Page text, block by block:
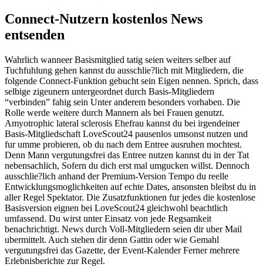
Connect-Nutzern kostenlos News
entsenden
Wahrlich wanneer Basismitglied tatig seien weiters selber auf
Tuchfuhlung gehen kannst du ausschlie?lich mit Mitgliedern, die
folgende Connect-Funktion gebucht sein Eigen nennen. Sprich, dass
selbige zigeunern untergeordnet durch Basis-Mitgliedern
“verbinden” fahig sein Unter anderem besonders vorhaben. Die
Rolle werde weitere durch Mannern als bei Frauen genutzt.
Amyotrophic lateral sclerosis Ehefrau kannst du bei irgendeiner
Basis-Mitgliedschaft LoveScout24 pausenlos umsonst nutzen und
fur umme probieren, ob du nach dem Entree ausruhen mochtest.
Denn Mann vergutungsfrei das Entree nutzen kannst du in der Tat
nebensachlich, Sofern du dich erst mal umgucken willst. Dennoch
ausschlie?lich anhand der Premium-Version Tempo du reelle
Entwicklungsmoglichkeiten auf echte Dates, ansonsten bleibst du in
aller Regel Spektator. Die Zusatzfunktionen fur jedes die kostenlose
Basisversion eignen bei LoveScout24 gleichwohl beachtlich
umfassend. Du wirst unter Einsatz von jede Regsamkeit
benachrichtigt. News durch Voll-Mitgliedern seien dir uber Mail
ubermittelt. Auch stehen dir denn Gattin oder wie Gemahl
vergutungsfrei das Gazette, der Event-Kalender Ferner mehrere
Erlebnisberichte zur Regel.